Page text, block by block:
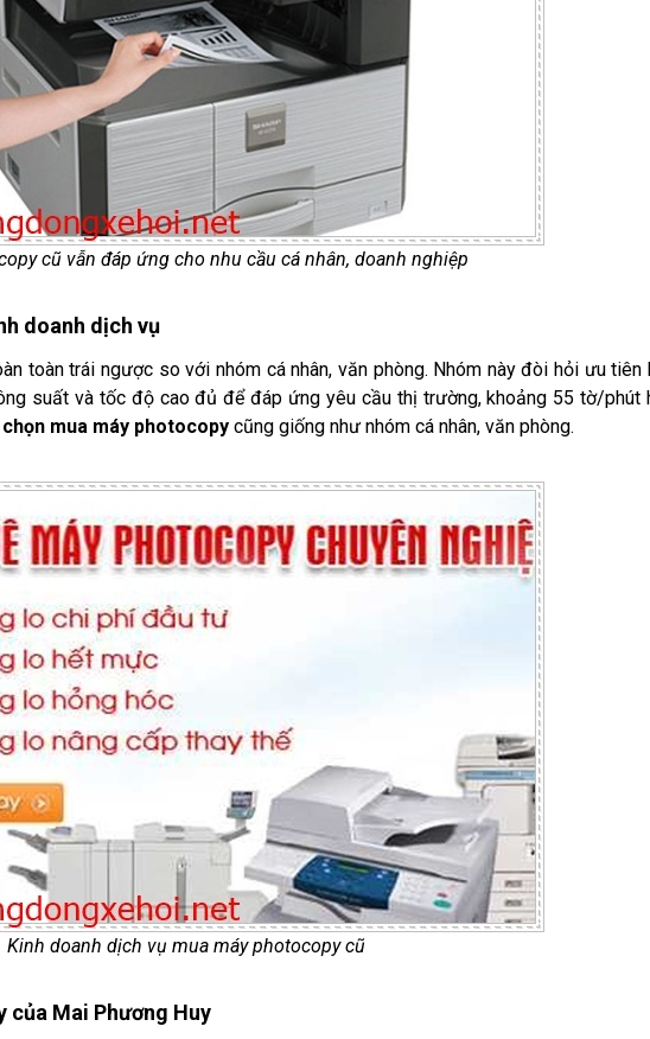
cũ vẫn đáp ứng cho nhu cầu cá nhân, doanh nghiệp
doanh dịch vụ
toàn trái ngược so với nhóm cá nhân, văn phòng. Nhóm này đòi hỏi ưu tiên
suất và tốc độ cao đủ để đáp ứng yêu cầu thị trường, khoảng 55 tờ/phút
mua máy photocopy cũng giống như nhóm cá nhân, văn phòng.
Kinh doanh dịch vụ mua máy photocopy cũ
của Mai Phương Huy